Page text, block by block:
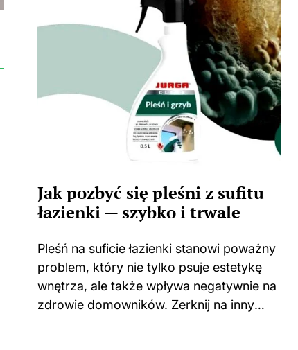
Jak pozbyć się pleśni z sufitu
łazienki — szybko i trwale
Pleśń na suficie łazienki stanowi poważny
problem, który nie tylko psuje estetykę
wnętrza, ale także wpływa negatywnie na
zdrowie domowników. Zerknij na inny